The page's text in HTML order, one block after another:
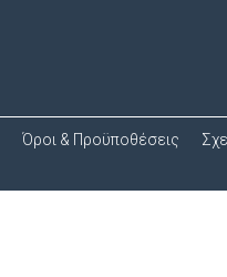
Όροι & Προϋποθέσεις